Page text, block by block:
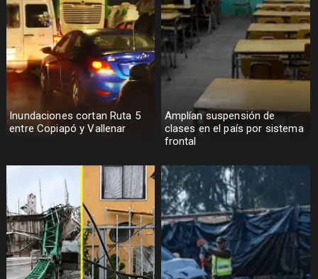
Inundaciones cortan Ruta 5
entre Copiapó y Vallenar
Amplían suspensión de
clases en el país por sistema
frontal